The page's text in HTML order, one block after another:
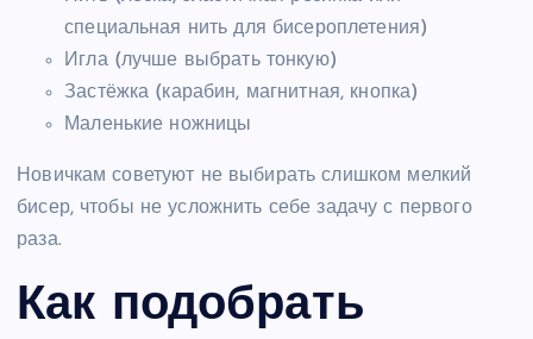
специальная нить для бисероплетения)
Игла (лучше выбрать тонкую)
Застёжка (карабин, магнитная, кнопка)
Маленькие ножницы
Новичкам советуют не выбирать слишком мелкий
бисер, чтобы не усложнить себе задачу с первого
раза.
Как подобрать